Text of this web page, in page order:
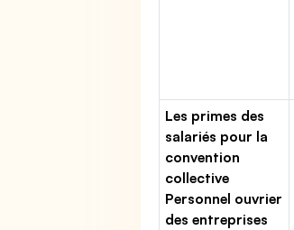
Les primes des
salariés pour la
convention
collective
Personnel ouvrier
des entreprises